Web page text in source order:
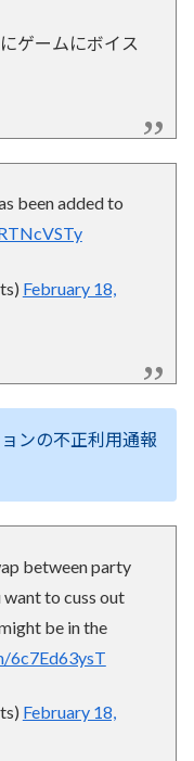
ゲームにボイス
been added to
February 18,
ンの不正利用通報
between party
to cuss out
be in the
6c7Ed63ysT
February 18,